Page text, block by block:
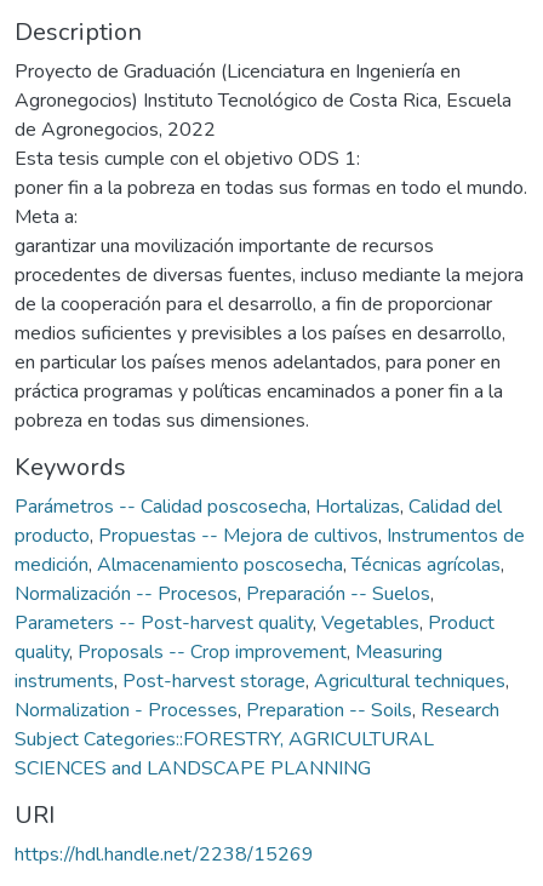
Description
Proyecto de Graduación (Licenciatura en Ingeniería en
Agronegocios) Instituto Tecnológico de Costa Rica, Escuela
de Agronegocios, 2022
Esta tesis cumple con el objetivo ODS 1:
poner fin a la pobreza en todas sus formas en todo el mundo.
Meta a:
garantizar una movilización importante de recursos
procedentes de diversas fuentes, incluso mediante la mejora
de la cooperación para el desarrollo, a fin de proporcionar
medios suficientes y previsibles a los países en desarrollo,
en particular los países menos adelantados, para poner en
práctica programas y políticas encaminados a poner fin a la
pobreza en todas sus dimensiones.
Keywords
Parámetros -- Calidad poscosecha, Hortalizas, Calidad del
producto, Propuestas -- Mejora de cultivos, Instrumentos de
medición, Almacenamiento poscosecha,Técnicas agrícolas,
Normalización -- Procesos, Preparación -- Suelos,
Parameters -- Post-harvest quality, Vegetables, Product
quality, Proposals -- Crop improvement, Measuring
instruments, Post-harvest storage, Agricultural techniques,
Normalization - Processes, Preparation -- Soils, Research
Subject Categories::FORESTRY, AGRICULTURAL
SCIENCES and LANDSCAPE PLANNING
URI
https://hdl.handle.net/2238/15269